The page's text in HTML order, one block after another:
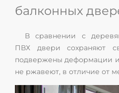
балконных
В сравнении с
ПВХ двери сохраняют
подвержены деформации
не ржавеют, в отличие от